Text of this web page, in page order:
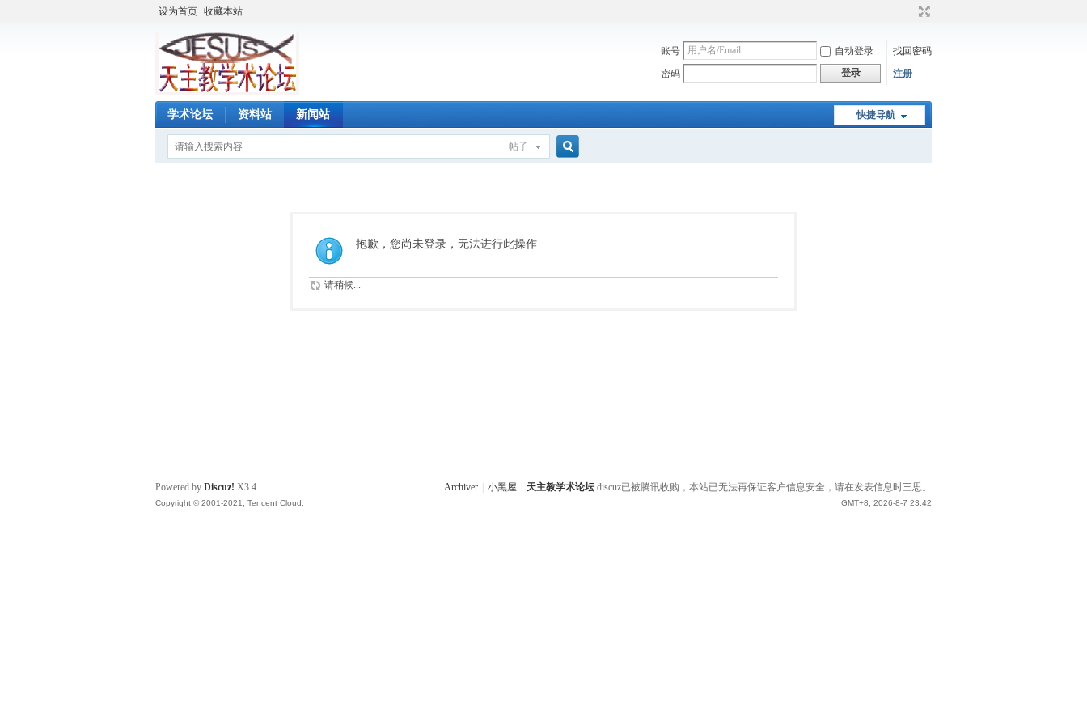
设为首页 收藏本站
账号 自动登录
找回密码
密码
登录 注册
快捷导航
学术论坛 资料站 新闻站
帖子
抱歉，您尚未登录，无法进行此操作
请稍候...
Archiver 小黑屋 天主教学术论坛 discuz已被腾讯收购，本站已无法再保证客户信息安全，请在发表信息时三思。
GMT+8, 2026-8-7 23:42
Powered by Discuz! X3.4
Copyright © 2001-2021, Tencent Cloud.